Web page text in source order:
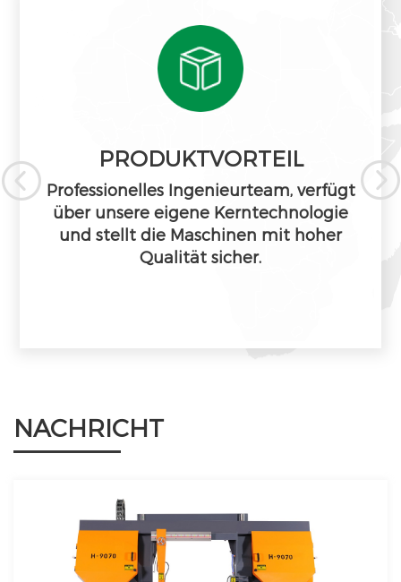
PRODUKTVORTEIL
Professionelles Ingenieurteam, verfügt
über unsere eigene Kerntechnologie
und stellt die Maschinen mit hoher
Qualität sicher.
NACHRICHT